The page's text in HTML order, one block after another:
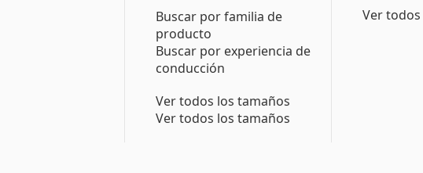
Buscar por familia de
producto
Buscar por experiencia de
conducción
Ver todos los tamaños
Ver todos los tamaños
Ver